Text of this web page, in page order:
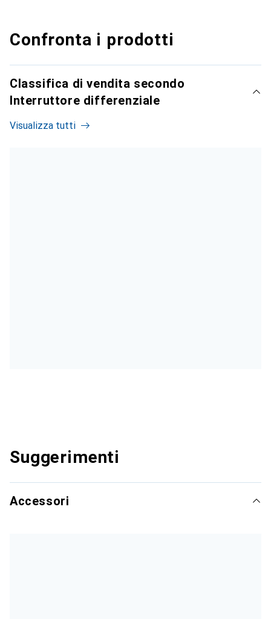
Confronta i prodotti
Classifica di vendita secondo
Interruttore differenziale
Visualizza tutti
Suggerimenti
Accessori